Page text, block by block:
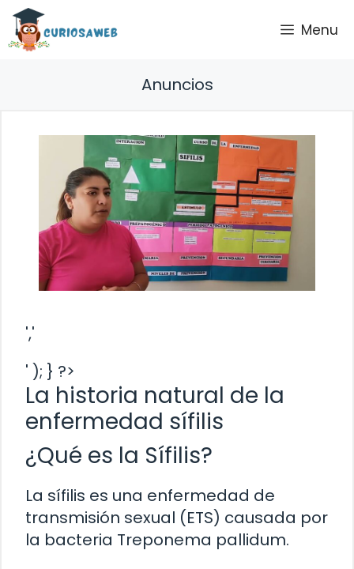
Saltar
contenido
Menu
Anuncios
','
' ); } ?>
La historia natural de la
enfermedad sífilis
¿Qué es la Sífilis?
La sífilis es una enfermedad de
transmisión sexual (ETS) causada por
la bacteria Treponema pallidum.